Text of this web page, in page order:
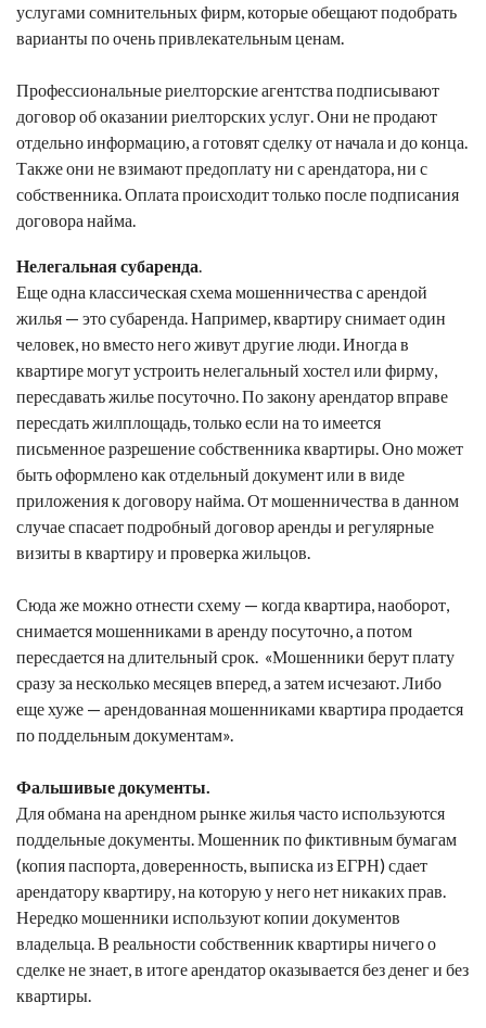
услугами сомнительных фирм, которые обещают подобрать
варианты по очень привлекательным ценам.
Профессиональные риелторские агентства подписывают
договор об оказании риелторских услуг. Они не продают
отдельно информацию, а готовят сделку от начала и до конца.
Также они не взимают предоплату ни с арендатора, ни с
собственника. Оплата происходит только после подписания
договора найма.
Нелегальная субаренда.
Еще одна классическая схема мошенничества с арендой
жилья — это субаренда. Например, квартиру снимает один
человек, но вместо него живут другие люди. Иногда в
квартире могут устроить нелегальный хостел или фирму,
пересдавать жилье посуточно. По закону арендатор вправе
пересдать жилплощадь, только если на то имеется
письменное разрешение собственника квартиры. Оно может
быть оформлено как отдельный документ или в виде
приложения к договору найма. От мошенничества в данном
случае спасает подробный договор аренды и регулярные
визиты в квартиру и проверка жильцов.
Сюда же можно отнести схему — когда квартира, наоборот,
снимается мошенниками в аренду посуточно, а потом
пересдается на длительный срок. «Мошенники берут плату
сразу за несколько месяцев вперед, а затем исчезают. Либо
еще хуже — арендованная мошенниками квартира продается
по поддельным документам».
Фальшивые документы.
Для обмана на арендном рынке жилья часто используются
поддельные документы. Мошенник по фиктивным бумагам
(копия паспорта, доверенность, выписка из ЕГРН) сдает
арендатору квартиру, на которую у него нет никаких прав.
Нередко мошенники используют копии документов
владельца. В реальности собственник квартиры ничего о
сделке не знает, в итоге арендатор оказывается без денег и без
квартиры.